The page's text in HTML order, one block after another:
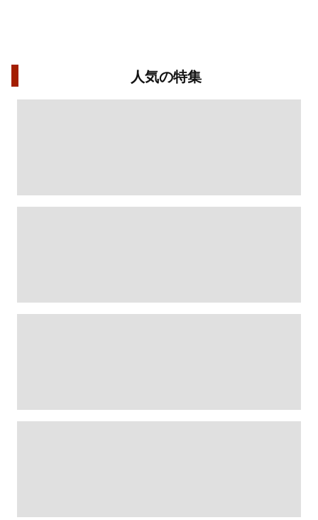
人気の特集